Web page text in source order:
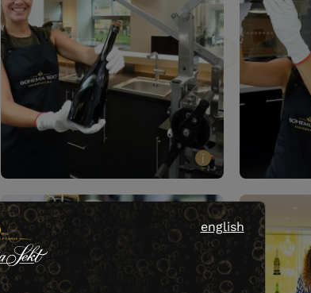
i
english